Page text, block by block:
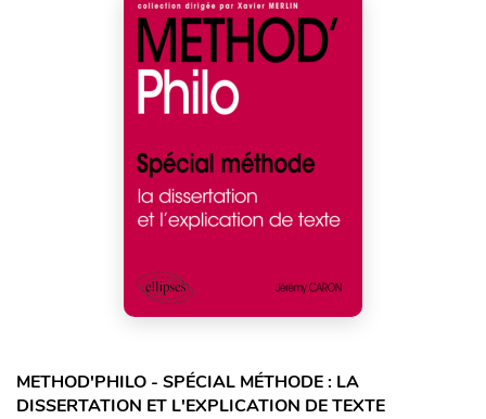
METHOD'PHILO - SPÉCIAL MÉTHODE : LA
DISSERTATION ET L'EXPLICATION DE TEXTE